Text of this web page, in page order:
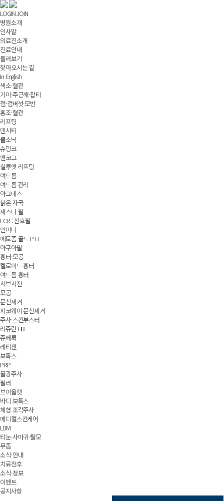
LOGINJOIN
병원소개
인사말
의료진소개
진료안내
둘러보기
찾아오시는 길
In English
색소·혈관
기미·주근깨·잡티
점·검버섯·모반
홍조·혈관
리프팅
덴서티
쿨소닉
슈링크
엔코그
실루엣 리프팅
여드름
여드름 관리
아그네스
붉은 자국
제스너 필
FCR : 산호필
인피니
에토좀 골드 PTT
아쿠아필
흉터·모공
켈로이드 흉터
여드름 흉터
서브시전
모공
문신제거
피코웨이 문신제거
주사·스킨부스터
리쥬란 HB
쥬베룩
레티젠
보톡스
PRP
물광주사
필러
브이올렛
바디 보톡스
체형 조각주사
메디컬스킨케어
LDM
티눈·사마귀·탈모
무좀
소식·안내
치료전후
소식·정보
이벤트
공지사항